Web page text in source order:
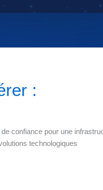
:
confiance pour une
technologiques